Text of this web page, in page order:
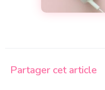
Partager cet article